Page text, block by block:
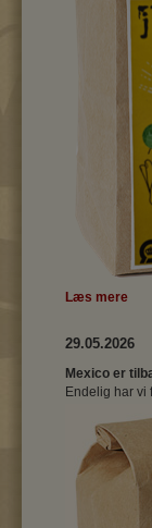
Læs mere
29.05.2026
Mexico er
Endelig har vi